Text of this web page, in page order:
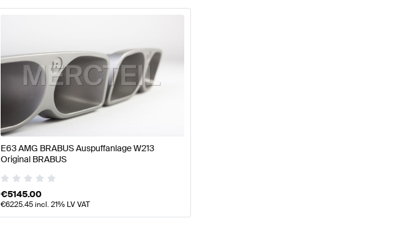
E63 AMG BRABUS Auspuffanlage W213
Original BRABUS
€5145.00
€6225.45incl. 21% LV VAT